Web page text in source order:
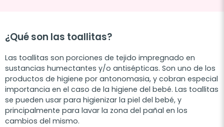
¿Qué son las toallitas?
Las toallitas son porciones de tejido impregnado en
sustancias humectantes y/o antisépticas. Son uno de los
productos de higiene por antonomasia, y cobran especial
importancia en el caso de la higiene del bebé. Las toallitas
se pueden usar para higienizar la piel del bebé, y
principalmente para lavar la zona del pañal en los
cambios del mismo.